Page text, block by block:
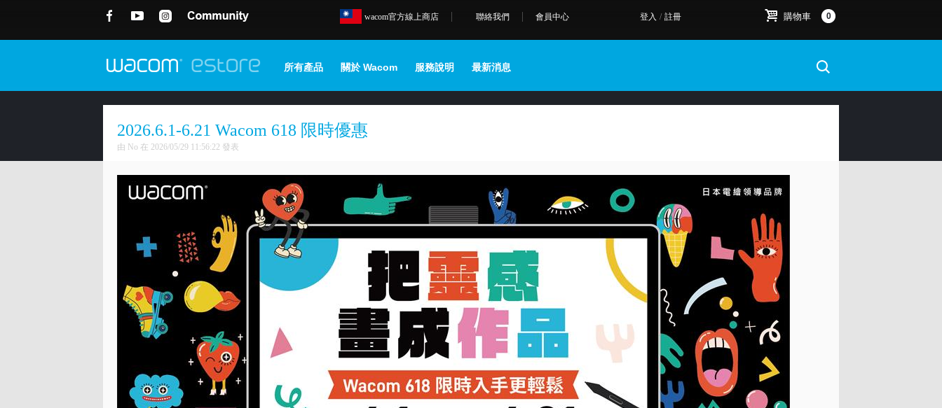
登入 / 註冊
wacom官方線上商店 聯絡我們 會員中心 購物車 0
所有產品 關於 Wacom 服務說明 最新消息
2026.6.1-6.21 Wacom 618 限時優惠
由 No 在 2026/05/29 11:56:22 發表